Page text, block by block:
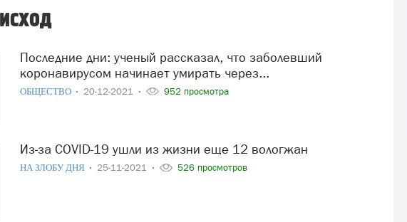
Последние дни: ученый рассказал, что заболевший
коронавирусом начинает умирать через...
ОБЩЕСТВО 20-12-2021 952 просмотра
Из-за COVID-19 ушли из жизни еще 12 вологжан
НА ЗЛОБУ ДНЯ 25-11-2021 526 просмотров